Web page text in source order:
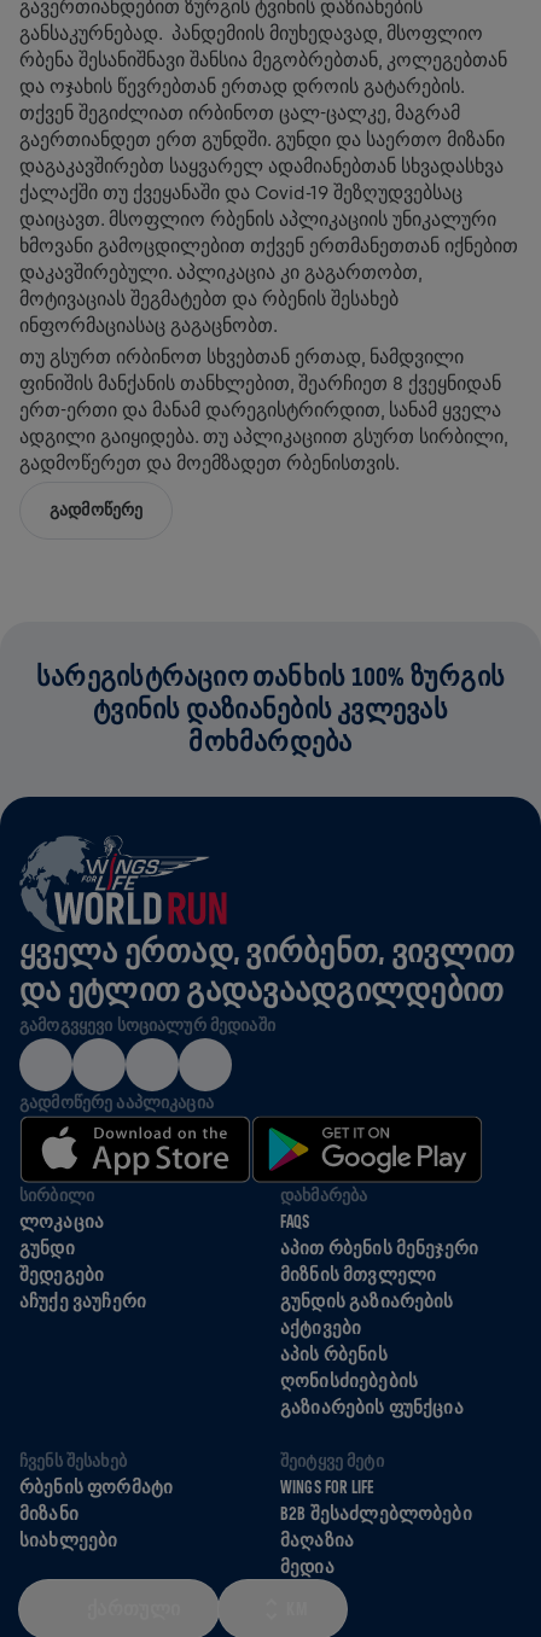
გავერთიანდებით ზურგის ტვინის დაზიანების
განსაკურნებად. პანდემიის მიუხედავად, მსოფლიო
რბენა შესანიშნავი შანსია მეგობრებთან, კოლეგებთან
და ოჯახის წევრებთან ერთად დროის გატარების.
თქვენ შეგიძლიათ ირბინოთ ცალ-ცალკე, მაგრამ
გაერთიანდეთ ერთ გუნდში. გუნდი და საერთო მიზანი
დაგაკავშირებთ საყვარელ ადამიანებთან სხვადასხვა
ქალაქში თუ ქვეყანაში და Covid-19 შეზღუდვებსაც
დაიცავთ. მსოფლიო რბენის აპლიკაციის უნიკალური
ხმოვანი გამოცდილებით თქვენ ერთმანეთთან იქნებით
დაკავშირებული. აპლიკაცია კი გაგართობთ,
მოტივაციას შეგმატებთ და რბენის შესახებ
ინფორმაციასაც გაგაცნობთ.
თუ გსურთ ირბინოთ სხვებთან ერთად, ნამდვილი
ფინიშის მანქანის თანხლებით, შეარჩიეთ 8 ქვეყნიდან
ერთ-ერთი და მანამ დარეგისტრირდით, სანამ ყველა
ადგილი გაიყიდება. თუ აპლიკაციით გსურთ სირბილი,
გადმოწერეთ და მოემზადეთ რბენისთვის.
ᲒᲐᲓᲛᲝᲬᲔᲠᲔ
ᲡᲐᲠᲔᲒᲘᲡᲢᲠᲐᲪᲘᲝ ᲗᲐᲜᲮᲘᲡ 100% ᲖᲣᲠᲒᲘᲡ
ᲢᲕᲘᲜᲘᲡ ᲓᲐᲖᲘᲐᲜᲔᲑᲘᲡ ᲙᲕᲚᲔᲕᲐᲡ
ᲛᲝᲮᲛᲐᲠᲓᲔᲑᲐ
ᲧᲕᲔᲚᲐ ᲔᲠᲗᲐᲓ, ᲕᲘᲠᲑᲔᲜᲗ, ᲕᲘᲕᲚᲘᲗ
ᲓᲐ ᲔᲢᲚᲘᲗ ᲒᲐᲓᲐᲕᲐᲐᲓᲒᲘᲚᲓᲔᲑᲘᲗ
ᲒᲐᲛᲝᲒᲕᲧᲔᲕᲘ ᲡᲝᲪᲘᲐᲚᲣᲠ ᲛᲔᲓᲘᲐᲨᲘ
ᲒᲐᲓᲛᲝᲬᲔᲠᲔ ᲐᲐᲞᲚᲘᲙᲐᲪᲘᲐ
ᲡᲘᲠᲑᲘᲚᲘ
ᲚᲝᲙᲐᲪᲘᲐ
ᲒᲣᲜᲓᲘ
ᲨᲔᲓᲔᲒᲔᲑᲘ
ᲐᲩᲣᲥᲔ ᲕᲐᲣᲩᲔᲠᲘ
ᲓᲐᲮᲛᲐᲠᲔᲑᲐ
FAQS
ᲐᲞᲘᲗ ᲠᲑᲔᲜᲘᲡ ᲛᲔᲜᲔᲯᲔᲠᲘ
ᲛᲘᲖᲜᲘᲡ ᲛᲗᲕᲚᲔᲚᲘ
ᲒᲣᲜᲓᲘᲡ ᲒᲐᲖᲘᲐᲠᲔᲑᲘᲡ
ᲐᲥᲢᲘᲕᲔᲑᲘ
ᲐᲞᲘᲡ ᲠᲑᲔᲜᲘᲡ
ᲦᲝᲜᲘᲡᲫᲘᲔᲑᲔᲑᲘᲡ
ᲒᲐᲖᲘᲐᲠᲔᲑᲘᲡ ᲤᲣᲜᲥᲪᲘᲐ
ᲩᲕᲔᲜᲡ ᲨᲔᲡᲐᲮᲔᲑ
ᲠᲑᲔᲜᲘᲡ ᲤᲝᲠᲛᲐᲢᲘ
ᲛᲘᲖᲐᲜᲘ
ᲡᲘᲐᲮᲚᲔᲔᲑᲘ
ᲨᲔᲘᲢᲧᲕᲔ ᲛᲔᲢᲘ
WINGS FOR LIFE
B2B ᲨᲔᲡᲐᲫᲚᲔᲑᲚᲝᲑᲔᲑᲘ
ᲛᲐᲦᲐᲖᲘᲐ
ᲛᲔᲓᲘᲐ